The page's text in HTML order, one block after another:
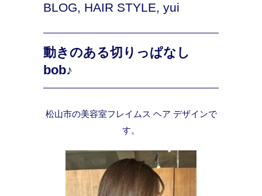
BLOG, HAIR STYLE, yui
動きのある切りっぱなし
bob♪
松山市の美容室フレイムス ヘア デザインで
す。